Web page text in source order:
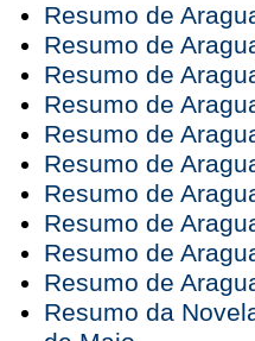
Resumo de
Resumo de
Resumo de
Resumo de
Resumo de
Resumo de
Resumo de
Resumo de
Resumo de
Resumo de
Resumo da